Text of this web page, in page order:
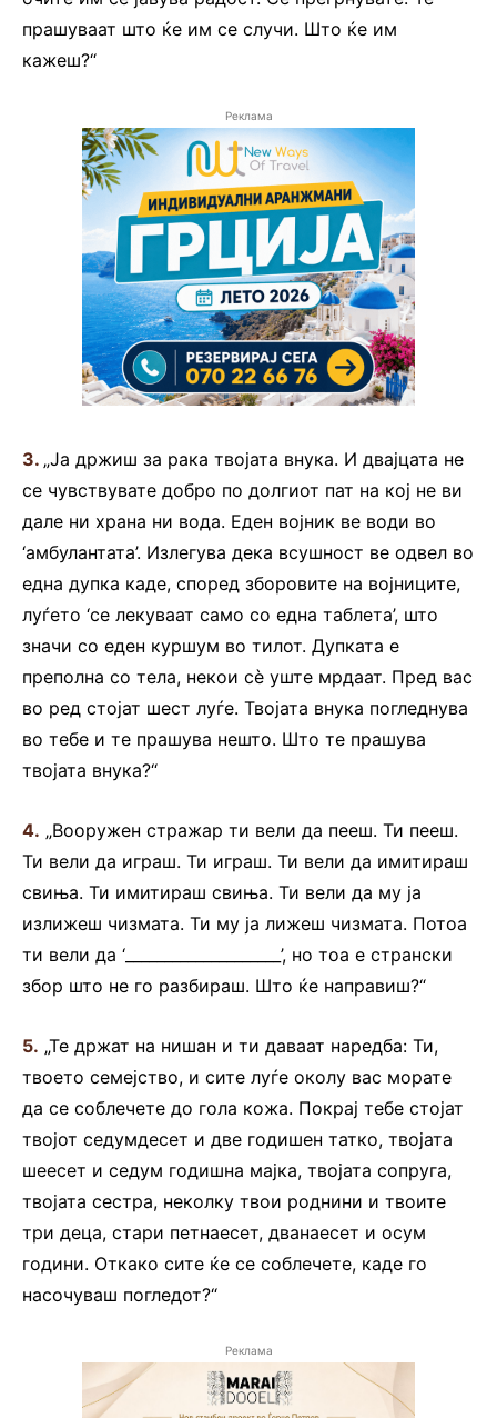
прашуваат што ќе им се случи. Што ќе им
кажеш?“
Реклама
3. „Ја држиш за рака твојата внука. И двајцата не
се чувствувате добро по долгиот пат на кој не ви
дале ни храна ни вода. Еден војник ве води во
‘амбулантата’. Излегува дека всушност ве одвел во
една дупка каде, според зборовите на војниците,
луѓето ‘се лекуваат само со една таблета’, што
значи со еден куршум во тилот. Дупката е
преполна со тела, некои сè уште мрдаат. Пред вас
во ред стојат шест луѓе. Твојата внука погледнува
во тебе и те прашува нешто. Што те прашува
твојата внука?“
4. „Вооружен стражар ти вели да пееш. Ти пееш.
Ти вели да играш. Ти играш. Ти вели да имитираш
свиња. Ти имитираш свиња. Ти вели да му ја
излижеш чизмата. Ти му ја лижеш чизмата. Потоа
ти вели да ‘____________________’, но тоа е странски
збор што не го разбираш. Што ќе направиш?“
5. „Те држат на нишан и ти даваат наредба: Ти,
твоето семејство, и сите луѓе околу вас морате
да се соблечете до гола кожа. Покрај тебе стојат
твојот седумдесет и две годишен татко, твојата
шеесет и седум годишна мајка, твојата сопруга,
твојата сестра, неколку твои роднини и твоите
три деца, стари петнаесет, дванаесет и осум
години. Откако сите ќе се соблечете, каде го
насочуваш погледот?“
Реклама